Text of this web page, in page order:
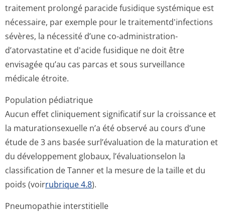
traitement prolongé paracide fusidique systémique est
nécessaire, par exemple pour le traitementd'in­fections
sévères, la nécessité d’une co-administration­
d’atorvastati­ne et d'acide fusidique ne doit être
envisagée qu’au cas parcas et sous surveillance
médicale étroite.
Population pédiatrique
Aucun effet cliniquement significatif sur la croissance et
la maturationsexuelle n’a été observé au cours d’une
étude de 3 ans basée surl’évaluation de la maturation et
du développement globaux, l’évaluationselon la
classification de Tanner et la mesure de la taille et du
poids (voirrubrique 4.8).
Pneumopathie interstitielle